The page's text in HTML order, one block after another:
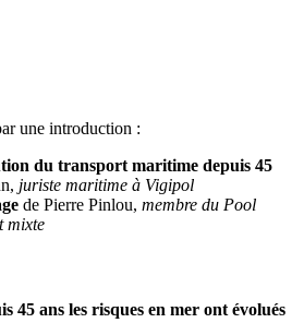
une introduction :
du transport maritime depuis 45
juriste maritime à Vigipol
de Pierre Pinlou, membre du Pool
mixte
45 ans les risques en mer ont évolués